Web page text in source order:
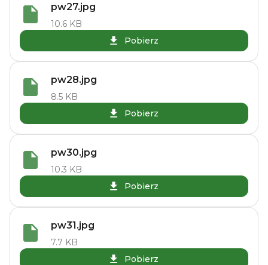
pw27.jpg
10.6 KB
Pobierz
pw28.jpg
8.5 KB
Pobierz
pw30.jpg
10.3 KB
Pobierz
pw31.jpg
7.7 KB
Pobierz